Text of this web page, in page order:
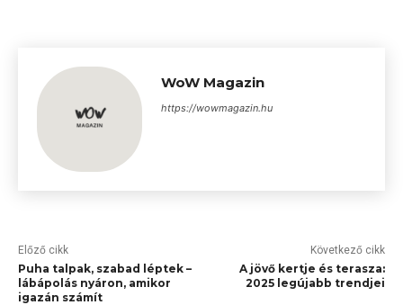
WoW Magazin
https://wowmagazin.hu
Előző cikk
Puha talpak, szabad léptek –
lábápolás nyáron, amikor
igazán számít
Következő cikk
A jövő kertje és terasza:
2025 legújabb trendjei